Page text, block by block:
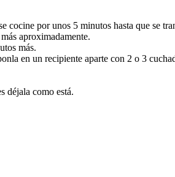
por unos 5 minutos hasta que se
aproximadamente.
más.
en un recipiente aparte con 2 o 3
déjala como está.